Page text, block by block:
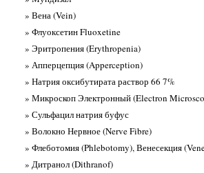
» Вена (Vein)
» Флуоксетин Fluoxetine
» Эритропения (Erythropenia)
» Апперцепция (Apperception)
» Натрия оксибутирата раствор 66 7%
» Микроскоп Электронный (Electron
» Сульфацил натрия буфус
» Волокно Нервное (Nerve Fibre)
» Флеботомия (Phlebotomy), Венесекция
» Дитранол (Dithranof)